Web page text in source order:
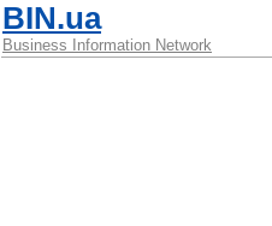
BIN.ua
Business Information Network